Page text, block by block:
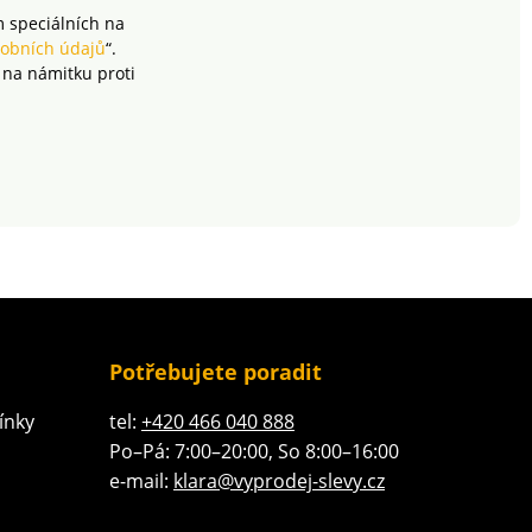
speciálních na
údajů“.
námitku proti
Potřebujete poradit
tel: +420 466 040 888
Po–Pá: 7:00–20:00, So 8:00–16:00
e-mail: klara@vyprodej-slevy.cz